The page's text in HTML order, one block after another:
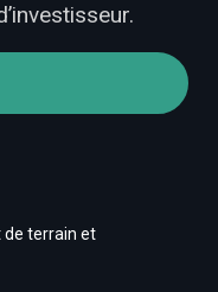
de terrain et